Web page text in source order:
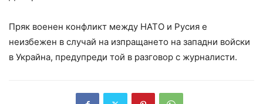
Пряк военен конфликт между НАТО и Русия е
неизбежен в случай на изпращането на западни войски
в Украйна, предупреди той в разговор с журналисти.